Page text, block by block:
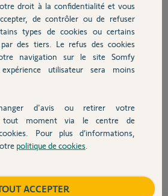
6 ordre par jour sur 1 à 6 canaux de la
6 ordre par canal par jour. La programmation
et non des canaux. Je vous invite à vous
besoin.
droit à la confidentialité et vous
de contrôler ou de refuser
types de cookies ou certains
par des tiers. Le refus des cookies
navigation sur le site Somfy
utilisateur sera moins
d'avis ou retirer votre
tout moment via le centre de
Pour plus d’informations,
politique de cookies
ACCEPTER